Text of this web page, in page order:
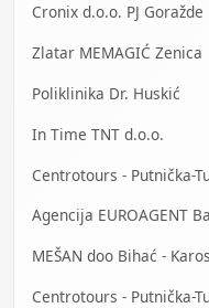
Cronix d.o.o. PJ Goražde
Zlatar MEMAGIĆ Zenica
Poliklinika Dr. Huskić
In Time TNT d.o.o.
Centrotours - Putnička-
Agencija EUROAGENT
MEŠAN doo Bihać -
Centrotours - Putnička-